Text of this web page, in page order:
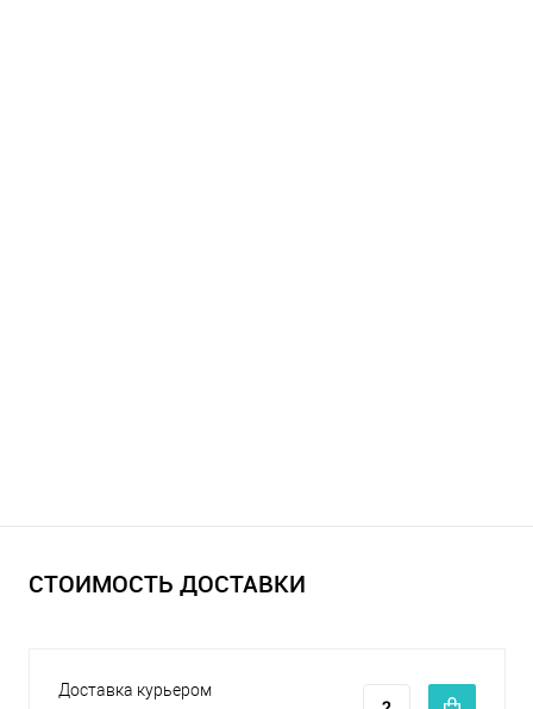
СТОИМОСТЬ ДОСТАВКИ
Доставка курьером